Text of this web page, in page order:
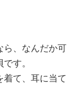
ら、なんだか可
す。
着て、耳に当て